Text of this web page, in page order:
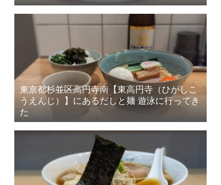
東京都杉並区高円寺南【東高円寺（ひがしこ
うえんじ）】にあるだしと麺 遊泳に行ってき
た